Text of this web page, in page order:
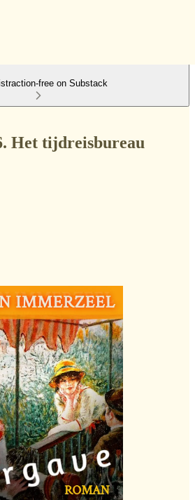
free on Substack
Het tijdreisbureau